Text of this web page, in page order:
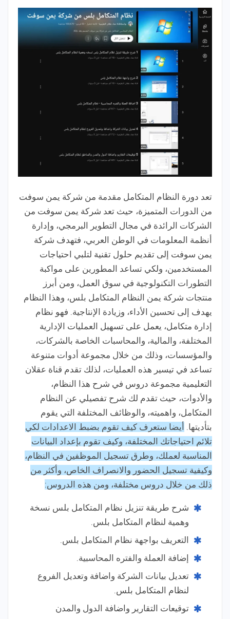
تعد دورة النظام المتكامل مقدمة من شركة يمن سوفت
من الدورات المتميزة، حيث تعد شركة يمن سوفت من
الشركات الرائدة في مجال التطوير البرمجي، وإدارة
أنظمة المعلومات في الوطن العربي، فتهدف شركة
يمن سوفت إلى تقديم حلول تقنية لتلبي احتياجات
المستخدمين، ولكي تساعد المطورين على مواكبة
التطورات التكنولوجية في سوق العمل، ومن أبرز
منتجات شركة يمن النظام المتكامل بلس، وهذا النظام
يهدف إلى تحسين الأداء، وزيادة الإنتاجية. فهو نظام
إدارة متكامل، يعمل على تسهيل العمليات الإدارية
المختلفة، والمالية، والمحاسبات الخاصة بالشركات،
والمؤسسات، وذلك من خلال مجموعة أدوات متنوعة
تساعد في تيسير هذه العمليات، لذلك تقدم قناة عقلان
التعليمية مجموعة دروس في شرح هذا النظام،
والأدوات، حيث تقدم لك شرح تفصيلي عن النظام
المتكامل، واهميته، والوظائف المختلفة التي يقوم
بتأديتها. أيضا ستعرف كيف تقوم بضبط الاعدادات لكي
تلائم احتياجاتك المختلفة، وكيف تقوم بإعداد البيانات
المناسبة لعملك، وطرق تسجيل الموظفين في النظام،
وكيفية تسجيل الحضور والانصراف الخاص، وأكثر من
ذلك من خلال دروس مختلفة، ومن هذه الدروس:
شرح طريقة تنزيل نظام المتكامل بلس نسخة
وهمية لنظام المتكامل بلس.
التعريف بواجهة نظام المتكامل بلس.
إضافة العملة والفتره المحاسبية.
تعديل بيانات الشركة واضافة وتعديل الفروع
لنظام المتكامل بلس.
توقيعات التقارير واضافة الدول والمدن